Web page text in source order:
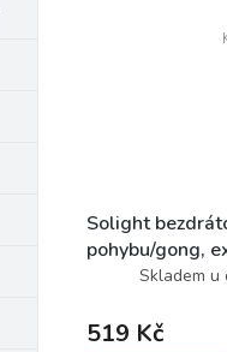
Solight
pohybu/gong,
čidlo, napájení
Skladem u
519 Kč